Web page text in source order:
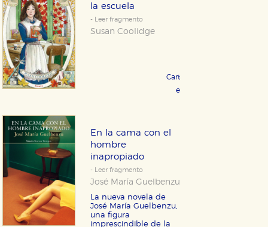
la escuela
- Leer fragmento
Susan Coolidge
Cartoné 15,90 €
eBook 8,99 €
En la cama con el
hombre
inapropiado
- Leer fragmento
José María Guelbenzu
La nueva novela de
José María Guelbenzu,
una figura
imprescindible de la